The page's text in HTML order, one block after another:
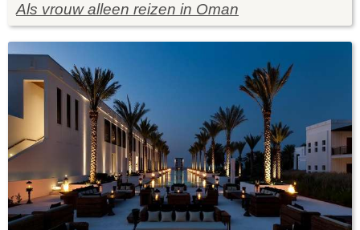
Als vrouw alleen reizen in Oman